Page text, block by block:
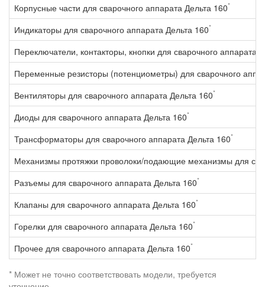
Корпусные части для сварочного аппарата Дельта 160*
Индикаторы для сварочного аппарата Дельта 160*
Переключатели, контакторы, кнопки для сварочного аппарата
Переменные резисторы (потенциометры) для сварочного
Вентиляторы для сварочного аппарата Дельта 160*
Диоды для сварочного аппарата Дельта 160*
Трансформаторы для сварочного аппарата Дельта 160*
Механизмы протяжки проволоки/подающие механизмы для
Разъемы для сварочного аппарата Дельта 160*
Клапаны для сварочного аппарата Дельта 160*
Горелки для сварочного аппарата Дельта 160*
Прочее для сварочного аппарата Дельта 160*
* Может не точно соответствовать модели, требуется